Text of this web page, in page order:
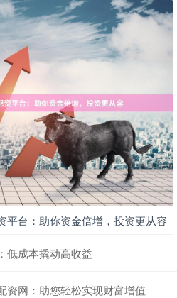
平台：助你资金倍增，投资更从容
低成本撬动高收益
资网：助您轻松实现财富增值